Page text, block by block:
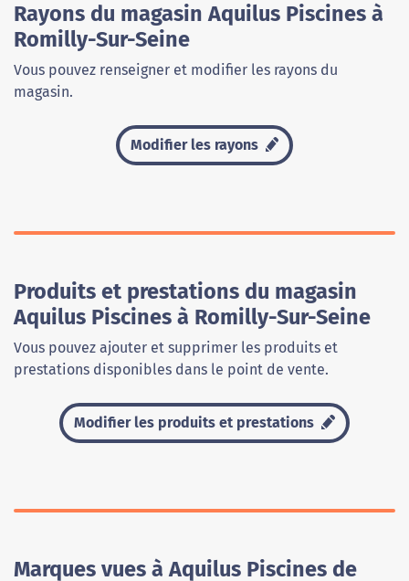
Rayons du magasin Aquilus Piscines à
Romilly-Sur-Seine
Vous pouvez renseigner et modifier les rayons du
magasin.
Modifier les rayons
Produits et prestations du magasin
Aquilus Piscines à Romilly-Sur-Seine
Vous pouvez ajouter et supprimer les produits et
prestations disponibles dans le point de vente.
Modifier les produits et prestations
Marques vues à Aquilus Piscines de